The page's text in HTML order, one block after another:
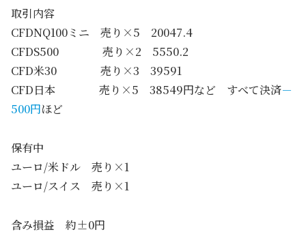
取引内容
CFDNQ100ミニ 売り×5 20047.4
CFDS500 売り×2 5550.2
CFD米30 売り×3 39591
CFD日本 売り×5 38549円など すべて決済－
500円ほど
保有中
ユーロ/米ドル 売り×1
ユーロ/スイス 売り×1
含み損益 約±0円